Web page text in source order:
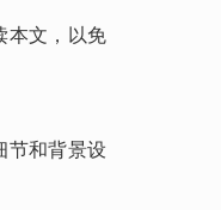
本文，以免
节和背景设